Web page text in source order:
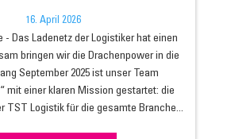
16. April 2026
- Das Ladenetz der Logistiker hat einen
bringen wir die Drachenpower in die
September 2025 ist unser Team
mit einer klaren Mission gestartet: die
TST Logistik für die gesamte Branche...